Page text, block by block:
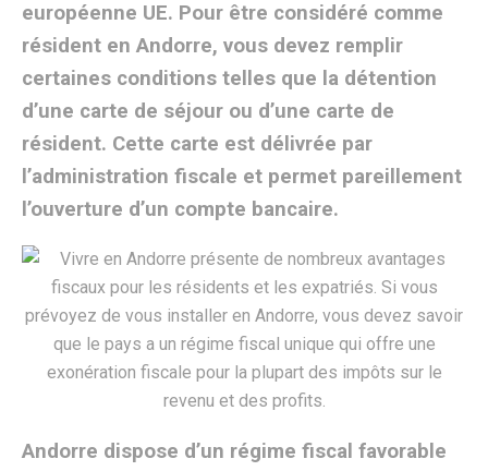
européenne UE. Pour être considéré comme
résident en Andorre, vous devez remplir
certaines conditions telles que la détention
d’une carte de séjour ou d’une carte de
résident. Cette carte est délivrée par
l’administration fiscale et permet pareillement
l’ouverture d’un compte bancaire.
Andorre dispose d’un régime fiscal favorable